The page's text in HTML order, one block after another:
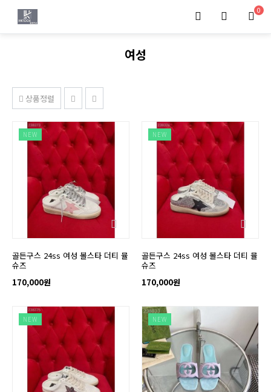
0
여성
상품정렬
NEW
골든구스 24ss 여성 볼스타 더티 뮬
슈즈
170,000원
NEW
골든구스 24ss 여성 볼스타 더티 뮬
슈즈
170,000원
NEW NEW